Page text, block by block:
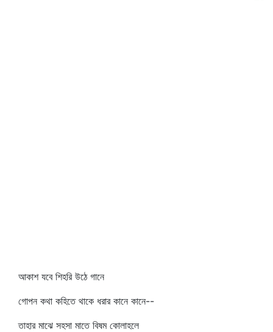
আকাশ যবে শিহরি উঠে গানে
গোপন কথা কহিতে থাকে ধরার কানে কানে--
তাহার মাঝে সহসা মাতে বিষম কোলাহলে